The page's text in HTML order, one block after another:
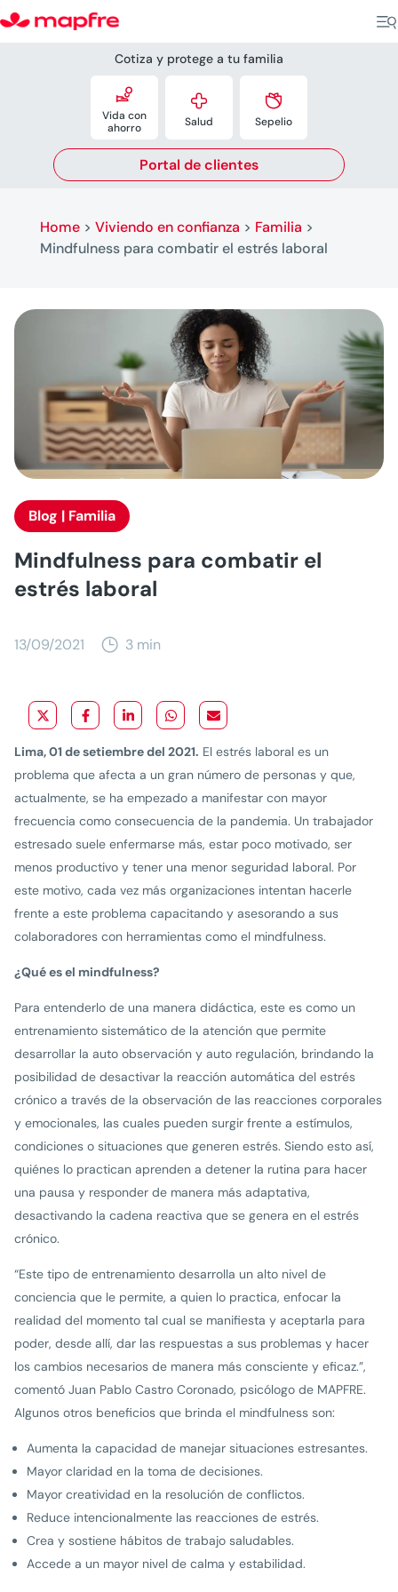
Cotiza y protege a tu familia

Vida con
ahorro

Salud

Sepelio
Portal de clientes
Home> Viviendo en confianza > Familia >
Mindfulness para combatir el estrés laboral
Blog | Familia
Mindfulness para combatir el
estrés laboral
13/09/2021 3 min
Lima, 01 de setiembre del 2021. El estrés laboral es un
problema que afecta a un gran número de personas y que,
actualmente, se ha empezado a manifestar con mayor
frecuencia como consecuencia de la pandemia. Un trabajador
estresado suele enfermarse más, estar poco motivado, ser
menos productivo y tener una menor seguridad laboral. Por
este motivo, cada vez más organizaciones intentan hacerle
frente a este problema capacitando y asesorando a sus
colaboradores con herramientas como el mindfulness.
¿Qué es el mindfulness?
Para entenderlo de una manera didáctica, este es como un
entrenamiento sistemático de la atención que permite
desarrollar la auto observación y auto regulación, brindando la
posibilidad de desactivar la reacción automática del estrés
crónico a través de la observación de las reacciones corporales
y emocionales, las cuales pueden surgir frente a estímulos,
condiciones o situaciones que generen estrés. Siendo esto así,
quiénes lo practican aprenden a detener la rutina para hacer
una pausa y responder de manera más adaptativa,
desactivando la cadena reactiva que se genera en el estrés
crónico.
“Este tipo de entrenamiento desarrolla un alto nivel de
conciencia que le permite, a quien lo practica, enfocar la
realidad del momento tal cual se manifiesta y aceptarla para
poder, desde allí, dar las respuestas a sus problemas y hacer
los cambios necesarios de manera más consciente y eficaz.”,
comentó Juan Pablo Castro Coronado, psicólogo de MAPFRE.
Algunos otros beneficios que brinda el mindfulness son:
Aumenta la capacidad de manejar situaciones estresantes.
Mayor claridad en la toma de decisiones.
Mayor creatividad en la resolución de conflictos.
Reduce intencionalmente las reacciones de estrés.
Crea y sostiene hábitos de trabajo saludables.
Accede a un mayor nivel de calma y estabilidad.